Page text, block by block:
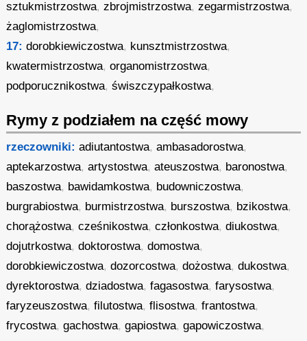
sztukmistrzostwa,zbrojmistrzostwa,zegarmistrzostwa,
żaglomistrzostwa,
17: dorobkiewiczostwa, kunsztmistrzostwa,
kwatermistrzostwa,organomistrzostwa,
podporucznikostwa,świszczypałkostwa,
Rymy z podziałem na część mowy
rzeczowniki: adiutantostwa,ambasadorostwa,
aptekarzostwa,artystostwa,ateuszostwa, baronostwa,
baszostwa, bawidamkostwa, budowniczostwa,
burgrabiostwa, burmistrzostwa, burszostwa, bzikostwa,
chorążostwa,cześnikostwa,członkostwa,diukostwa,
dojutrkostwa,doktorostwa,domostwa,
dorobkiewiczostwa,dozorcostwa,dożostwa,dukostwa,
dyrektorostwa,dziadostwa,fagasostwa,farysostwa,
faryzeuszostwa,filutostwa,flisostwa,frantostwa,
frycostwa,gachostwa,gapiostwa,gapowiczostwa,